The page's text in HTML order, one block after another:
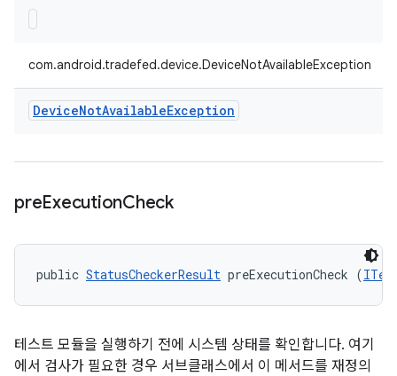
com.android.tradefed.device.DeviceNotAvailableException
DeviceNotAvailableException
preExecutionCheck
public StatusCheckerResult preExecutionCheck (
테스트 모듈을 실행하기 전에 시스템 상태를 확인합니다. 여기
에서 검사가 필요한 경우 서브클래스에서 이 메서드를 재정의